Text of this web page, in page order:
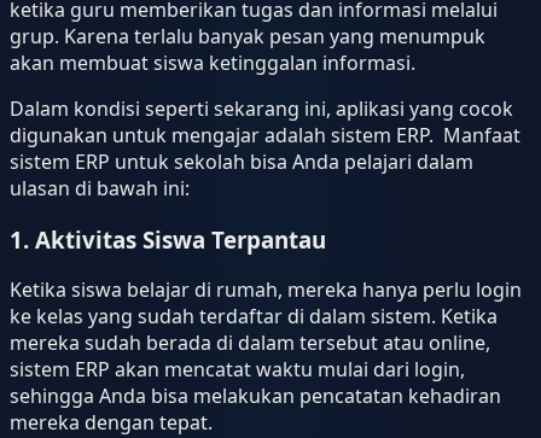
ketika guru memberikan tugas dan informasi melalui
grup. Karena terlalu banyak pesan yang menumpuk
akan membuat siswa ketinggalan informasi.
Dalam kondisi seperti sekarang ini, aplikasi yang cocok
digunakan untuk mengajar adalah sistem ERP. Manfaat
sistem ERP untuk sekolah bisa Anda pelajari dalam
ulasan di bawah ini:
1. Aktivitas Siswa Terpantau
Ketika siswa belajar di rumah, mereka hanya perlu login
ke kelas yang sudah terdaftar di dalam sistem. Ketika
mereka sudah berada di dalam tersebut atau online,
sistem ERP akan mencatat waktu mulai dari login,
sehingga Anda bisa melakukan pencatatan kehadiran
mereka dengan tepat.